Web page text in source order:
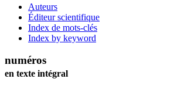
Auteurs
Éditeur scientifique
Index de mots-clés
Index by keyword
numéros
en texte intégral